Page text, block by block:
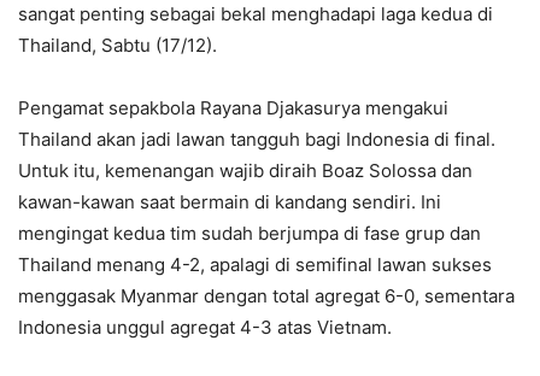
sangat penting sebagai bekal menghadapi laga kedua di
Thailand, Sabtu (17/12).
Pengamat sepakbola Rayana Djakasurya mengakui
Thailand akan jadi lawan tangguh bagi Indonesia di final.
Untuk itu, kemenangan wajib diraih Boaz Solossa dan
kawan-kawan saat bermain di kandang sendiri. Ini
mengingat kedua tim sudah berjumpa di fase grup dan
Thailand menang 4-2, apalagi di semifinal lawan sukses
menggasak Myanmar dengan total agregat 6-0, sementara
Indonesia unggul agregat 4-3 atas Vietnam.